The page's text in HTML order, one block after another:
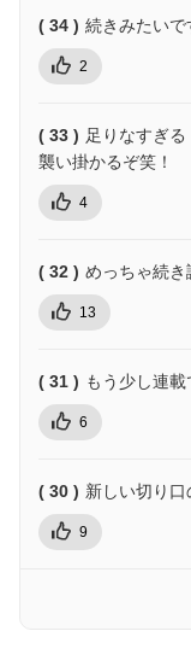
( 34 ) 続きみたいで
2
( 33 ) 足りなすぎ
襲い掛かるぞ笑！
4
( 32 ) めっちゃ続き
13
( 31 ) もう少し連載
6
( 30 ) 新しい切り口
9